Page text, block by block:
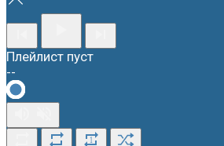
Плейлист пуст
--
1